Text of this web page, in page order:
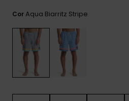
CorAqua Biarritz Stripe